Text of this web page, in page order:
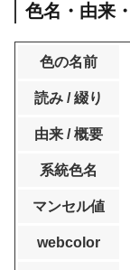
色名・由来
色の名前
読み / 綴り
由来 / 概要
系統色名
マンセル値
webcolor